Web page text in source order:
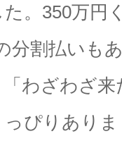
。350万円
分割払いも
わざわざ
ぴりあり